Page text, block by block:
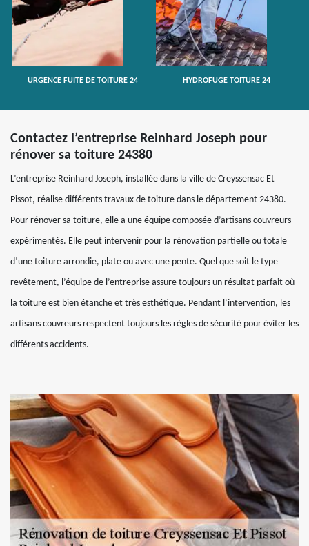
URGENCE FUITE DE TOITURE 24 HYDROFUGE TOITURE 24
Contactez l’entreprise Reinhard Joseph pour
rénover sa toiture 24380
L’entreprise Reinhard Joseph, installée dans la ville de Creyssensac Et
Pissot, réalise différents travaux de toiture dans le département 24380.
Pour rénover sa toiture, elle a une équipe composée d’artisans couvreurs
expérimentés. Elle peut intervenir pour la rénovation partielle ou totale
d’une toiture arrondie, plate ou avec une pente. Quel que soit le type
revêtement, l’équipe de l’entreprise assure toujours un résultat parfait où
la toiture est bien étanche et très esthétique. Pendant l’intervention, les
artisans couvreurs respectent toujours les règles de sécurité pour éviter les
différents accidents.